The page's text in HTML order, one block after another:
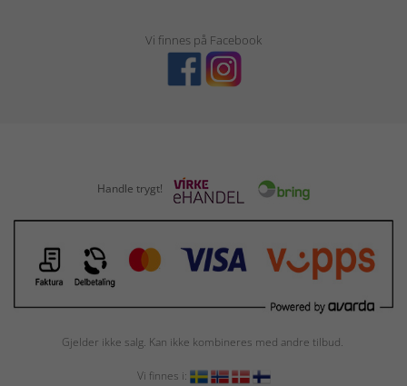
Vi finnes på Facebook
Handle trygt!
Gjelder ikke salg. Kan ikke kombineres med andre tilbud.
Vi finnes i: